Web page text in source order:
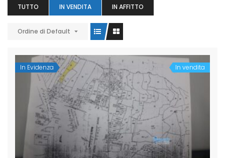
TUTTO IN VENDITA IN AFFITTO
Ordine di Default
In Evidenza In vendita